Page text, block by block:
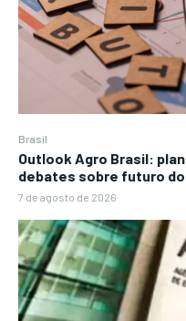
Brasil
Outlook Agro Brasil:
debates sobre futuro
7 de agosto de 2026